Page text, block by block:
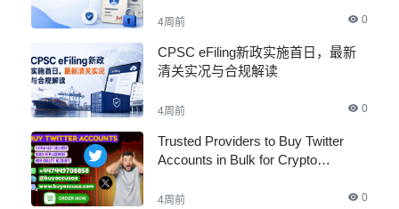
4周前 0
CPSC eFiling新政实施首日，最新
清关实况与合规解读
4周前 0
Trusted Providers to Buy Twitter
Accounts in Bulk for Crypto
4周前 0